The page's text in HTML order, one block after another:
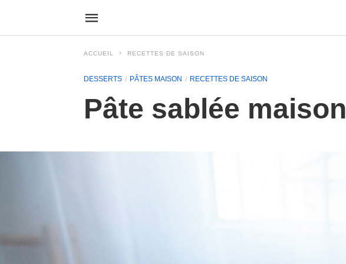
ACCUEIL RECETTES DE SAISON
DESSERTS PÂTES MAISON RECETTES DE SAISON
Pâte sablée maison